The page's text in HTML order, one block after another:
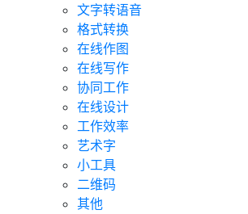
文字转语音
格式转换
在线作图
在线写作
协同工作
在线设计
工作效率
艺术字
小工具
二维码
其他